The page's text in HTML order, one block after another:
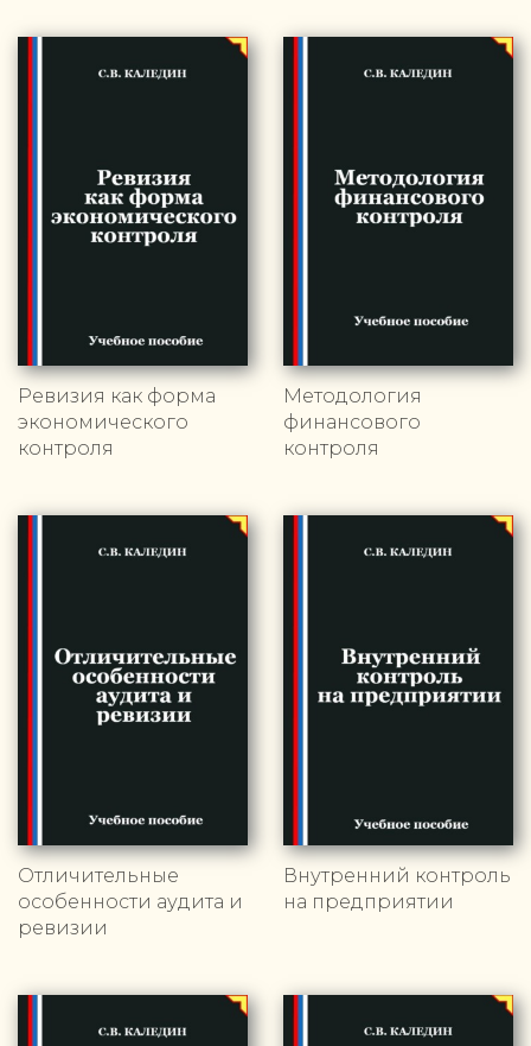
Ревизия как форма
экономического
контроля
Методология
финансового
контроля
Отличительные
особенности аудита и
ревизии
Внутренний контроль
на предприятии